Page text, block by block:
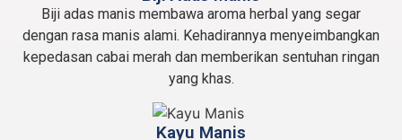
Biji adas manis membawa aroma herbal yang segar
dengan rasa manis alami. Kehadirannya menyeimbangkan
kepedasan cabai merah dan memberikan sentuhan ringan
yang khas.
Kayu Manis